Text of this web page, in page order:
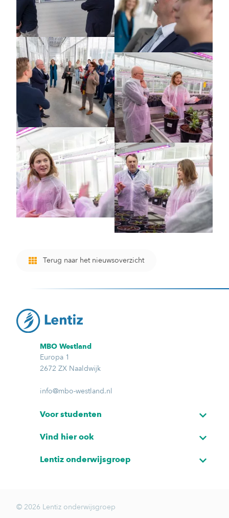
Terug naar het nieuwsoverzicht
MBO Westland
Europa 1
2672 ZX Naaldwijk
info@mbo-westland.nl
Voor studenten
Vind hier ook
Lentiz onderwijsgroep
© 2026 Lentiz onderwijsgroep